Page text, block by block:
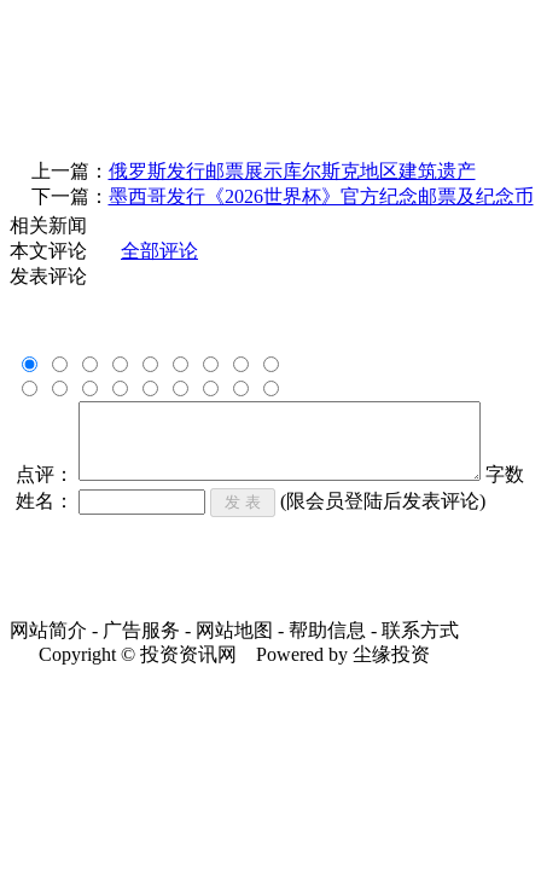
上一篇： 俄罗斯发行邮票展示库尔斯克地区建筑遗产
下一篇： 墨西哥发行《2026世界杯》官方纪念邮票及纪念币
相关新闻
本文评论
全部评论
发表评论
点评：
字数
姓名：
(限会员登陆后发表评论)
网站简介 - 广告服务 - 网站地图 - 帮助信息 - 联系方式
Copyright © 投资资讯网 Powered by 尘缘投资